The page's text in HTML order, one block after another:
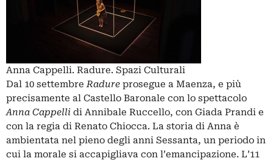
Anna Cappelli. Radure. Spazi Culturali
Dal 10 settembreRadure prosegue a Maenza, e più
precisamente al Castello Baronale con lo spettacolo
Anna Cappelli di Annibale Ruccello, con Giada Prandi e
con la regia di Renato Chiocca. La storia di Anna è
ambientata nel pieno degli anni Sessanta, un periodo in
cui la morale si accapigliava con l’emancipazione. L’11